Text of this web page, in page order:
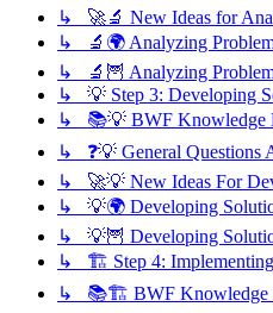
↳ 🚀🔬 New Ideas for
↳ 🔬🌍 Analyzing
↳ 🔬🦉 Analyzing
↳ 💡 Step 3: Developing
↳ 📚💡 BWF Knowledge
↳ ❓💡 General Questions
↳ 🚀💡 New Ideas For
↳ 💡🌍 Developing
↳ 💡🦉 Developing
↳ 🏗️ Step 4: Implementing
↳ 📚🏗️ BWF Knowledge